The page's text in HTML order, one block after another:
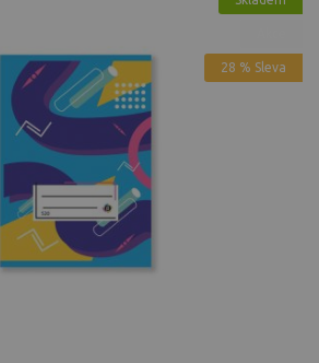
28 % Sleva